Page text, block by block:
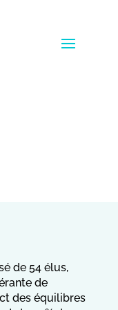
de 54 élus,
de
des équilibres